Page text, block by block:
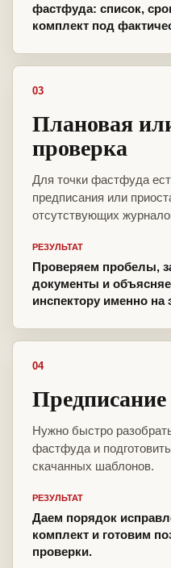
фастфуда: список,
комплект под
03
Плановая
проверка
Для точки фастфуда
предписания или
отсутствующих
РЕЗУЛЬТАТ
Проверяем пробелы,
документы и
инспектору именно на
04
Нужно быстро
фастфуда и
скачанных шаблонов.
РЕЗУЛЬТАТ
Даем порядок
комплект и готовим
проверки.